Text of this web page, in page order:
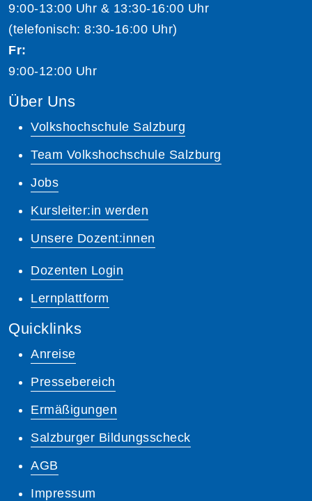
9:00-13:00 Uhr & 13:30-16:00 Uhr
(telefonisch: 8:30-16:00 Uhr)
Fr:
9:00-12:00 Uhr
Über Uns
Volkshochschule Salzburg
Team Volkshochschule Salzburg
Jobs
Kursleiter:in werden
Unsere Dozent:innen
Dozenten Login
Lernplattform
Quicklinks
Anreise
Pressebereich
Ermäßigungen
Salzburger Bildungsscheck
AGB
Impressum